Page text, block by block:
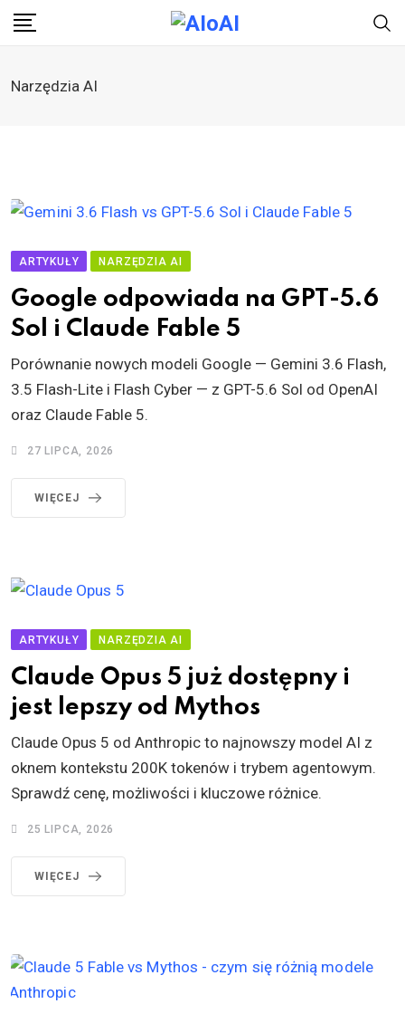
Skip
Narzędzia AI
ARTYKUŁY NARZĘDZIA AI
Google odpowiada na GPT-5.6
Sol i Claude Fable 5
Porównanie nowych modeli Google — Gemini 3.6 Flash,
3.5 Flash-Lite i Flash Cyber — z GPT-5.6 Sol od OpenAI
oraz Claude Fable 5.
27 LIPCA, 2026
WIĘCEJ
ARTYKUŁY NARZĘDZIA AI
Claude Opus 5 już dostępny i
jest lepszy od Mythos
Claude Opus 5 od Anthropic to najnowszy model AI z
oknem kontekstu 200K tokenów i trybem agentowym.
Sprawdź cenę, możliwości i kluczowe różnice.
25 LIPCA, 2026
WIĘCEJ